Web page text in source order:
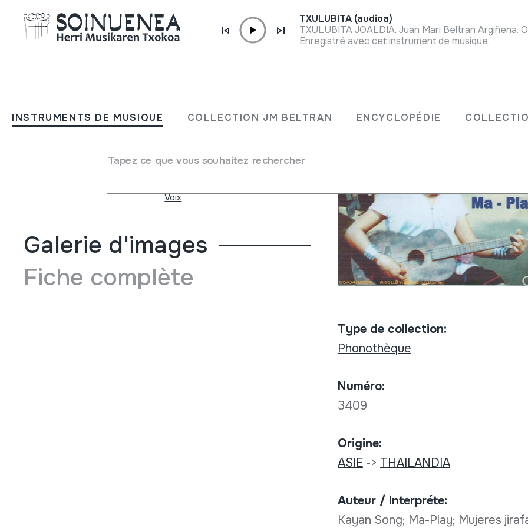
INSTRUMENTS DE MUSIQUE COLLECTION JM BELTRAN ENCYCLOPÉDIE
Tapez ce que vous souhaitez rechercher
TXULUBITA (audioa)
TXULUBITA JOALDIA. Juan Mari Beltran Argiñena.
Enregistré avec cet instrument de musique.
Kayan Song; Ma-Play; Karen;
Kayan Song; Ma-Play; Mujeres jirafa
Voix
Galerie d'images
Fiche complète
Type de collection:
Phonothèque
Numéro:
3409
Origine:
ASIE-> THAILANDIA
Auteur / Interpréte:
Kayan Song; Ma-Play; Mujeres